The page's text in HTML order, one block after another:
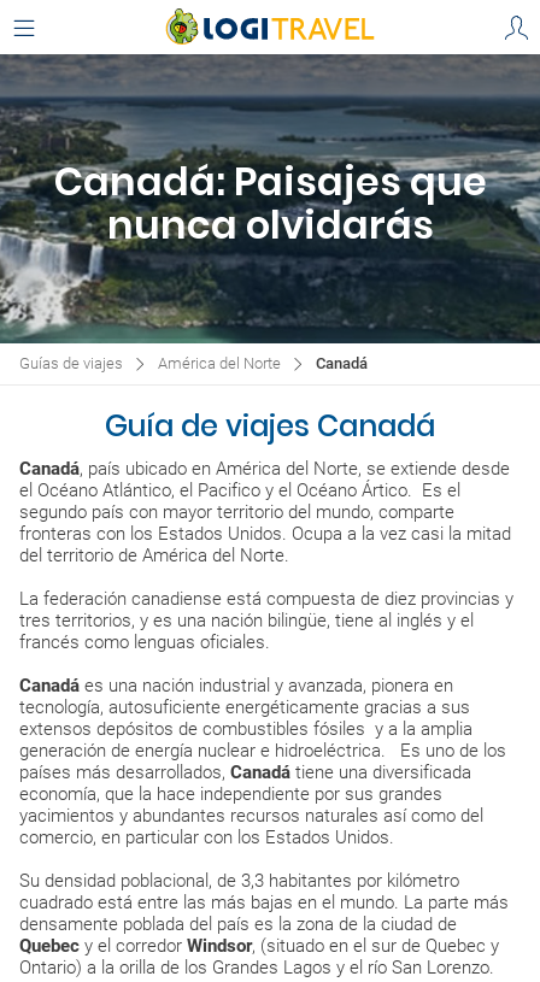
Canadá: Paisajes que
nunca olvidarás
Guías de viajes América del Norte Canadá
Guía de viajes Canadá
Canadá, país ubicado en América del Norte, se extiende desde
el Océano Atlántico, el Pacifico y el Océano Ártico. Es el
segundo país con mayor territorio del mundo, comparte
fronteras con los Estados Unidos. Ocupa a la vez casi la mitad
del territorio de América del Norte.
La federación canadiense está compuesta de diez provincias y
tres territorios, y es una nación bilingüe, tiene al inglés y el
francés como lenguas oficiales.
Canadá es una nación industrial y avanzada, pionera en
tecnología, autosuficiente energéticamente gracias a sus
extensos depósitos de combustibles fósiles y a la amplia
generación de energía nuclear e hidroeléctrica. Es uno de los
países más desarrollados, Canadá tiene una diversificada
economía, que la hace independiente por sus grandes
yacimientos y abundantes recursos naturales así como del
comercio, en particular con los Estados Unidos.
Su densidad poblacional, de 3,3 habitantes por kilómetro
cuadrado está entre las más bajas en el mundo. La parte más
densamente poblada del país es la zona de la ciudad de
Quebec y el corredor Windsor, (situado en el sur de Quebec y
Ontario) a la orilla de los Grandes Lagos y el río San Lorenzo.